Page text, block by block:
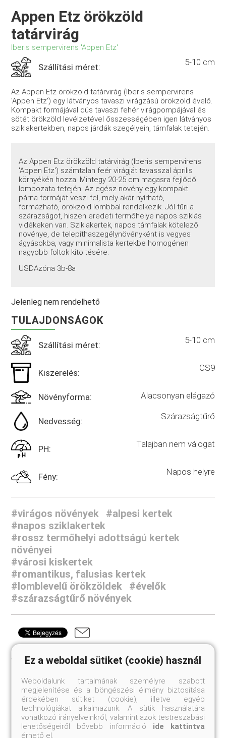
Appen Etz örökzöld
tatárvirág
Iberis sempervirens 'Appen Etz'
Szállítási méret: 5-10 cm
Az Appen Etz örökzöld tatárvirág (Iberis sempervirens
'Appen Etz') egy látványos tavaszi virágzású örökzöld évelő.
Kompakt formájával dús tavaszi fehér virágpompájával és
sötét örökzöld levélzetével ősszességében igen látványos
sziklakertekben, napos járdák szegélyein, támfalak tetején.
Az Appen Etz örökzöld tatárvirág (Iberis sempervirens
'Appen Etz') számtalan feér virágját tavasszal április
környékén hozza. Mintegy 20-25 cm magasra fejlődő
lombozata tetején. Az egész növény egy kompakt
párna formáját veszi fel, mely akár nyírható,
formázható, örökzöld lombbal rendelkezik. Jól tűri a
szárazságot, hiszen eredeti termőhelye napos sziklás
vidékeken van. Sziklakertek, napos támfalak kötelező
növénye, de telepíthaszegélynövényként is vegyes
ágyásokba, vagy minimalista kertekbe homogénen
nagyobb foltok kitöltésére.
USDAzóna 3b-8a
Jelenleg nem rendelhető
TULAJDONSÁGOK
Szállítási méret: 5-10 cm
Kiszerelés: CS9
Növényforma: Alacsonyan elágazó
Nedvesség: Szárazságtűrő
PH: Talajban nem válogat
Fény: Napos helyre
#virágos növények
#alpesi kertek
#napos sziklakertek
#rossz termőhelyi adottságú kertek
növényei
#városi kiskertek
#romantikus, falusias kertek
#lomblevelű örökzöldek
#évelők
#szárazságtűrő növények
Ajánlott termékek
Ez a weboldal sütiket (cookie) használ
Weboldalunk tartalmának személyre szabott
megjelenítése és a böngészési élmény biztosítása
érdekében sütiket (cookie), illetve egyéb
technológiákat alkalmazunk. A sütik használatára
vonatkozó irányelveinkről, valamint azok testreszabási
lehetőségeiről bővebb információ ide kattintva
érhető el.